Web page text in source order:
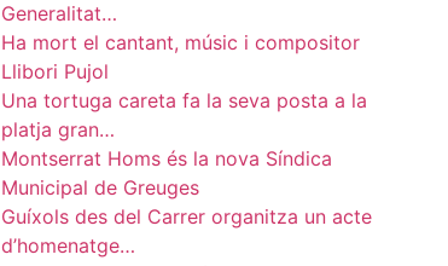
Generalitat…
Ha mort el cantant, músic i compositor
Llibori Pujol
Una tortuga careta fa la seva posta a la
platja gran…
Montserrat Homs és la nova Síndica
Municipal de Greuges
Guíxols des del Carrer organitza un acte
d’homenatge…